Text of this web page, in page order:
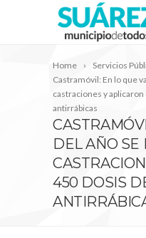
Home
Servicios
Castramóvil: En lo que
castraciones y
antirrábicas
DEL AÑO SE
450 DOSIS